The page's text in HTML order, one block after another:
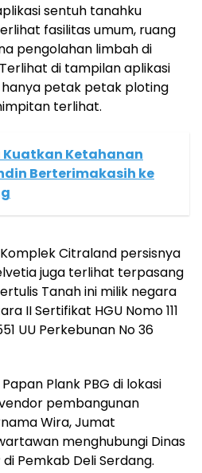
sentuh tanahku
fasilitas umum, ruang
pengolahan limbah di
di tampilan aplikasi
hanya petak petak ploting
terlihat.
Kuatkan Ketahanan
Berterimakasih ke
Citraland persisnya
juga terlihat terpasang
Tanah ini milik negara
II Sertifikat HGU Nomo 111
UU Perkebunan No 36
Plank PBG di lokasi
pembangunan
Wira, Jumat
menghubungi Dinas
Pemkab Deli Serdang.